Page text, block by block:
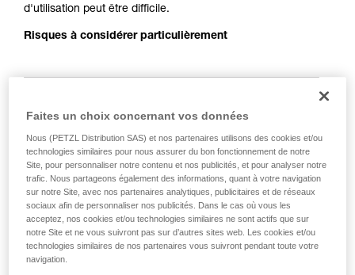
d'utilisation peut être difficile.
Risques à considérer particulièrement
Recommandation de mousqueton et
accessoires
Faites un choix concernant vos données
Nous (PETZL Distribution SAS) et nos partenaires utilisons des cookies et/ou
technologies similaires pour nous assurer du bon fonctionnement de notre
Site, pour personnaliser notre contenu et nos publicités, et pour analyser notre
trafic. Nous partageons également des informations, quant à votre navigation
sur notre Site, avec nos partenaires analytiques, publicitaires et de réseaux
sociaux afin de personnaliser nos publicités. Dans le cas où vous les
acceptez, nos cookies et/ou technologies similaires ne sont actifs que sur
notre Site et ne vous suivront pas sur d’autres sites web. Les cookies et/ou
technologies similaires de nos partenaires vous suivront pendant toute votre
navigation.